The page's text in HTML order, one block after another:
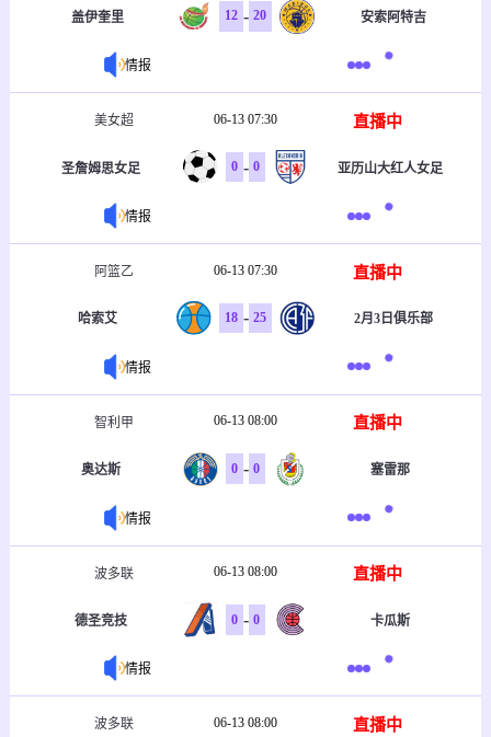
盖伊奎里 12 - 20 安索阿特吉
情报
美女超 06-13 07:30 直播中
圣詹姆思女足 0 - 0 亚历山大红人女足
情报
阿篮乙 06-13 07:30 直播中
哈索艾 18 - 25 2月3日俱乐部
情报
智利甲 06-13 08:00 直播中
奥达斯 0 - 0 塞雷那
情报
波多联 06-13 08:00 直播中
德圣竞技 0 - 0 卡瓜斯
情报
波多联 06-13 08:00 直播中